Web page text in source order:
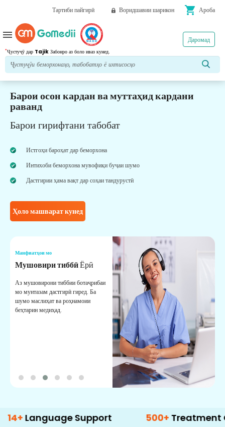
Тартиби пайгирӣ Воридшавии шарикон shopping_cart Ароба
*Ҷустуҷӯ дар Tajik Забонро аз боло иваз кунед.
Даромад
menu
Барои осон кардан ва муттаҳид кардани
раванд
Барои гирифтани табобат
Истгоҳи бароҳат дар беморхона
Интихоби беморхона мувофиқи буҷаи шумо
Дастгирии ҳама вақт дар соҳаи тандурустӣ
Ҳоло машварат кунед
Манфиатҳои мо
Мушовири тиббӣЁрӣ
Аз мушовирони тиббии ботаҷрибаи
мо мунтазам дастгирӣ гиред. Ба
шумо маслиҳат ва роҳнамоии
беҳтарин медиҳад.
Support 500+ Treatment Options